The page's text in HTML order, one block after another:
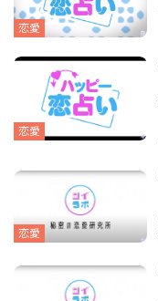
恋愛
恋愛
恋愛